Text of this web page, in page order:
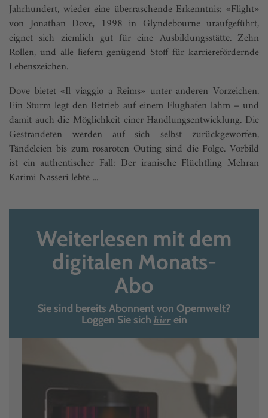
Jahrhundert, wieder eine überraschende Erkenntnis: «Flight»
von Jonathan Dove, 1998 in Glyndebourne uraufgeführt,
eignet sich ziemlich gut für eine Ausbildungsstätte. Zehn
Rollen, und alle liefern genügend Stoff für karrierefördernde
Lebenszeichen.
Dove bietet «Il viaggio a Reims» unter anderen Vorzeichen.
Ein Sturm legt den Betrieb auf einem Flughafen lahm – und
damit auch die Möglichkeit einer Handlungsentwicklung. Die
Gestrandeten werden auf sich selbst zurückgeworfen,
Tändeleien bis zum rosaroten Outing sind die Folge. Vorbild
ist ein authentischer Fall: Der iranische Flüchtling Mehran
Karimi Nasseri lebte ...
Weiterlesen mit dem
digitalen Monats-
Abo
Sie sind bereits Abonnent von Opernwelt?
Loggen Sie sich hierein